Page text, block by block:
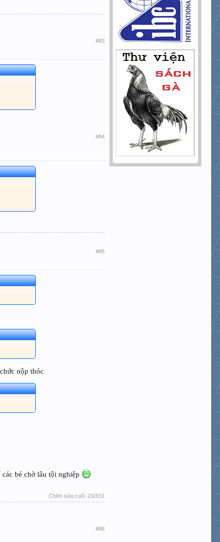
#83
#84
#85
nộp thóc
bé chờ lâu tội nghiệp
Chỉnh sửa cuối: 23/3/11
#86